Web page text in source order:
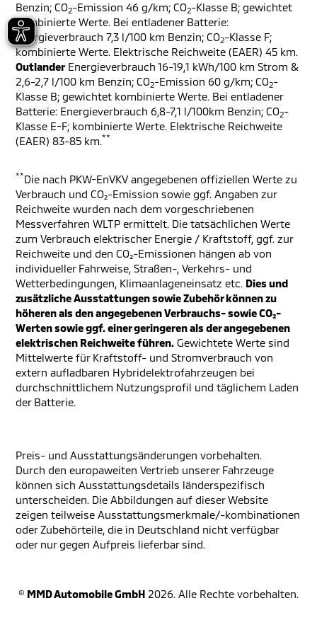
Benzin; CO2-Emission 46 g/km; CO2-Klasse B; gewichtet
kombinierte Werte. Bei entladener Batterie:
Energieverbrauch 7,3 l/100 km Benzin; CO2-Klasse F;
kombinierte Werte. Elektrische Reichweite (EAER) 45 km.
Outlander Energieverbrauch 16-19,1 kWh/100 km Strom &
2,6-2,7 l/100 km Benzin; CO2-Emission 60 g/km; CO2-
Klasse B; gewichtet kombinierte Werte. Bei entladener
Batterie: Energieverbrauch 6,8-7,1 l/100km Benzin; CO2-
Klasse E-F; kombinierte Werte. Elektrische Reichweite
(EAER) 83-85 km.**
**Die nach PKW-EnVKV angegebenen offiziellen Werte zu
Verbrauch und CO₂-Emission sowie ggf. Angaben zur
Reichweite wurden nach dem vorgeschriebenen
Messverfahren WLTP ermittelt. Die tatsächlichen Werte
zum Verbrauch elektrischer Energie / Kraftstoff, ggf. zur
Reichweite und den CO₂-Emissionen hängen ab von
individueller Fahrweise, Straßen-, Verkehrs- und
Wetterbedingungen, Klimaanlageneinsatz etc. Dies und
zusätzliche Ausstattungen sowie Zubehör können zu
höheren als den angegebenen Verbrauchs- sowie CO₂-
Werten sowie ggf. einer geringeren als der angegebenen
elektrischen Reichweite führen. Gewichtete Werte sind
Mittelwerte für Kraftstoff- und Stromverbrauch von
extern aufladbaren Hybridelektrofahrzeugen bei
durchschnittlichem Nutzungsprofil und täglichem Laden
der Batterie.
Preis- und Ausstattungsänderungen vorbehalten.
Durch den europaweiten Vertrieb unserer Fahrzeuge
können sich Ausstattungsdetails länderspezifisch
unterscheiden. Die Abbildungen auf dieser Website
zeigen teilweise Ausstattungsmerkmale/-kombinationen
oder Zubehörteile, die in Deutschland nicht verfügbar
oder nur gegen Aufpreis lieferbar sind.
© MMD Automobile GmbH 2026. Alle Rechte vorbehalten.